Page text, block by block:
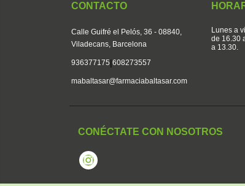
CONTACTO
Calle Guifré el Pelós, 36 - 08840,
Viladecans, Barcelona
936377175|608273557
mabaltasar@farmaciabaltasar.com
Lunes a
de 16.30
a 13.30.
CONÉCTATE CON NOSOTROS
Instagram